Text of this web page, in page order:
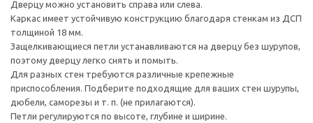
Дверцу можно установить справа или слева.
Каркас имеет устойчивую конструкцию благодаря стенкам из ДСП
толщиной 18 мм.
Защелкивающиеся петли устанавливаются на дверцу без шурупов,
поэтому дверцу легко снять и помыть.
Для разных стен требуются различные крепежные
приспособления. Подберите подходящие для ваших стен шурупы,
дюбели, саморезы и т. п. (не прилагаются).
Петли регулируются по высоте, глубине и ширине.